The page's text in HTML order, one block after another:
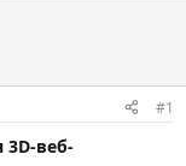
#1
3D-веб-